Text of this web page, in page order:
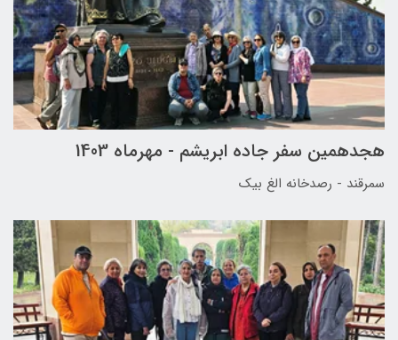
هجدهمین سفر جاده ابریشم - مهرماه 1403
سمرقند - رصدخانه الغ بیک